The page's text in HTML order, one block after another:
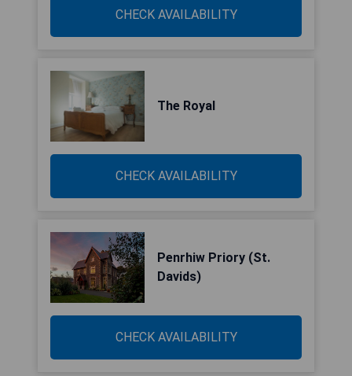
CHECK AVAILABILITY
The Royal
CHECK AVAILABILITY
Penrhiw Priory (St.
Davids)
CHECK AVAILABILITY